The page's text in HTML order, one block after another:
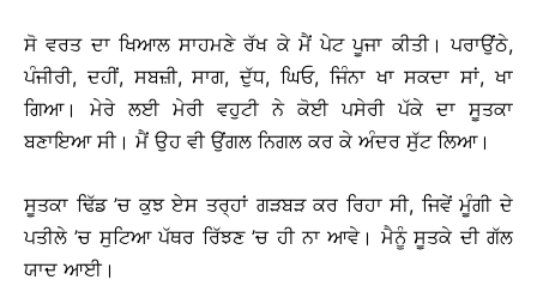
ਸੋ ਵਰਤ ਦਾ ਖਿਆਲ ਸਾਹਮਣੇ ਰੱਖ ਕੇ ਮੈਂ ਪੇਟ ਪੂਜਾ ਕੀਤੀ। ਪਰਾਉਂਠੇ,
ਪੰਜੀਰੀ, ਦਹੀਂ, ਸਬਜ਼ੀ, ਸਾਗ, ਦੁੱਧ, ਘਿਓ, ਜਿੰਨਾ ਖਾ ਸਕਦਾ ਸਾਂ, ਖਾ
ਗਿਆ। ਮੇਰੇ ਲਈ ਮੇਰੀ ਵਹੁਟੀ ਨੇ ਕੋਈ ਪਸੇਰੀ ਪੱਕੇ ਦਾ ਸੂਤਕਾ
ਬਣਾਇਆ ਸੀ। ਮੈਂ ਉਹ ਵੀ ਉਂਗਲ ਨਿਗਲ ਕਰ ਕੇ ਅੰਦਰ ਸੁੱਟ ਲਿਆ।
ਸੂਤਕਾ ਢਿੱਡ ’ਚ ਕੁਝ ਏਸ ਤਰ੍ਹਾਂ ਗੜਬੜ ਕਰ ਰਿਹਾ ਸੀ, ਜਿਵੇਂ ਮੂੰਗੀ ਦੇ
ਪਤੀਲੇ ’ਚ ਸੁਟਿਆ ਪੱਥਰ ਰਿੱਝਣ ’ਚ ਹੀ ਨਾ ਆਵੇ। ਮੈਨੂੰ ਸੂਤਕੇ ਦੀ ਗੱਲ
ਯਾਦ ਆਈ।